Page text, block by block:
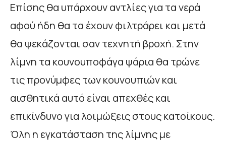
Επίσης θα υπάρχουν αντλίες για τα νερά
αφού ήδη θα τα έχουν φιλτράρει και μετά
θα ψεκάζονται σαν τεχνητή βροχή. Στην
λίμνη τα κουνουποφάγα ψάρια θα τρώνε
τις προνύμφες των κουνουπιών και
αισθητικά αυτό είναι απεχθές και
επικίνδυνο για λοιμώξεις στους κατοίκους.
Όλη η εγκατάσταση της λίμνης με